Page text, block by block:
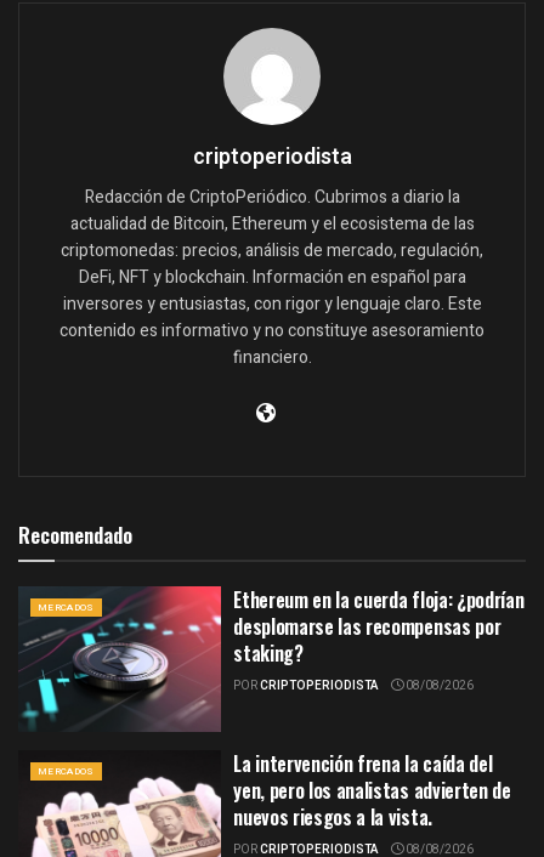
criptoperiodista
Redacción de CriptoPeriódico. Cubrimos a diario la
actualidad de Bitcoin, Ethereum y el ecosistema de las
criptomonedas: precios, análisis de mercado, regulación,
DeFi, NFT y blockchain. Información en español para
inversores y entusiastas, con rigor y lenguaje claro. Este
contenido es informativo y no constituye asesoramiento
financiero.
Recomendado
MERCADOS
Ethereum en la cuerda floja: ¿podrían
desplomarse las recompensas por
staking?
PORCRIPTOPERIODISTA 08/08/2026
MERCADOS
La intervención frena la caída del
yen, pero los analistas advierten de
nuevos riesgos a la vista.
PORCRIPTOPERIODISTA 08/08/2026